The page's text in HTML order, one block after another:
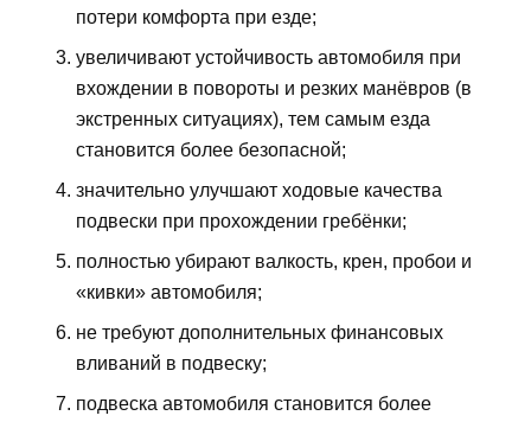
потери комфорта при езде;
увеличивают устойчивость автомобиля при
вхождении в повороты и резких манёвров (в
экстренных ситуациях), тем самым езда
становится более безопасной;
значительно улучшают ходовые качества
подвески при прохождении гребёнки;
полностью убирают валкость, крен, пробои и
«кивки» автомобиля;
не требуют дополнительных финансовых
вливаний в подвеску;
подвеска автомобиля становится более